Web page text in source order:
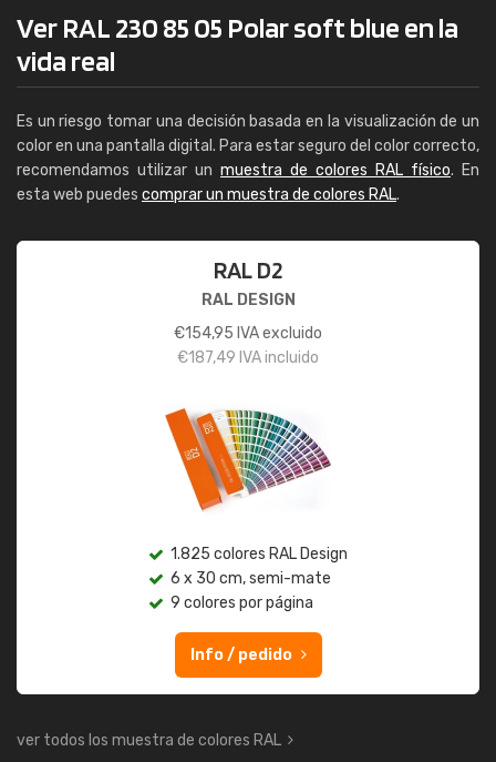
Ver RAL 230 85 05 Polar soft blue en la
vida real
Es un riesgo tomar una decisión basada en la visualización de un
color en una pantalla digital. Para estar seguro del color correcto,
recomendamos utilizar un muestra de colores RAL físico. En
esta web puedes comprar un muestra de colores RAL.
RAL D2
RAL DESIGN
€154,95 IVA excluido
€187,49 IVA incluido
1.825 colores RAL Design
6 x 30 cm, semi-mate
9 colores por página
Info / pedido
ver todos los muestra de colores RAL